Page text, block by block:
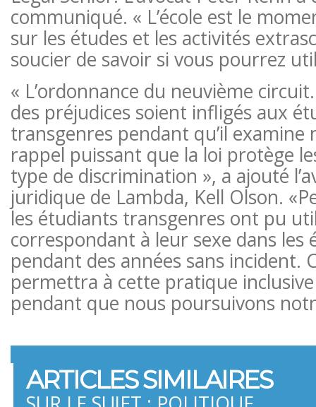
communiqué. « L’école est le
sur les études et les activités
soucier de savoir si vous pourrez
« L’ordonnance du neuvième
des préjudices soient infligés aux
transgenres pendant qu’il
rappel puissant que la loi protège
type de discrimination », a ajouté
juridique de Lambda, Kell Olson.
les étudiants transgenres ont pu
correspondant à leur sexe dans les
pendant des années sans incident.
permettra à cette pratique
pendant que nous poursuivons
ARTICLES SIMILAIRES